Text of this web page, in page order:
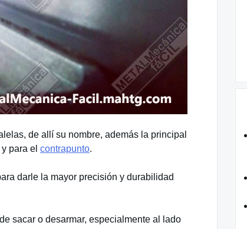
de allí su nombre, además la principal
para el contrapunto.
darle la mayor precisión y durabilidad
sacar o desarmar, especialmente al lado